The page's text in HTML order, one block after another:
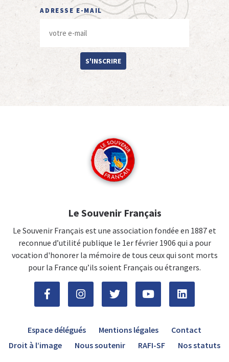
ADRESSE E-MAIL
S'INSCRIRE
Le Souvenir Français
Le Souvenir Français est une association fondée en 1887 et
reconnue d’utilité publique le 1er février 1906 qui a pour
vocation d'honorer la mémoire de tous ceux qui sont morts
pour la France qu’ils soient Français ou étrangers.
Espace délégués Mentions légales
Contact
Droit à l’image
Nous soutenir RAFI-SF Nos statuts